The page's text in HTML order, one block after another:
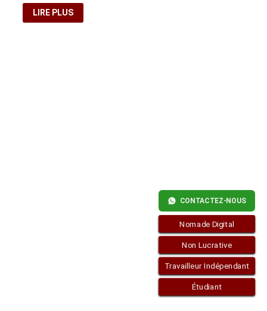
MARIAGE AVEC
UN
OU
LIRE PLUS
CONTACTEZ-NOUS
Nomade Digital
Non Lucrative
Travailleur Indépendant
Étudiant